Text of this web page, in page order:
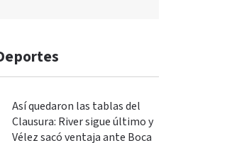
Así quedaron las tablas del
Clausura: River sigue último y
Vélez sacó ventaja ante Boca